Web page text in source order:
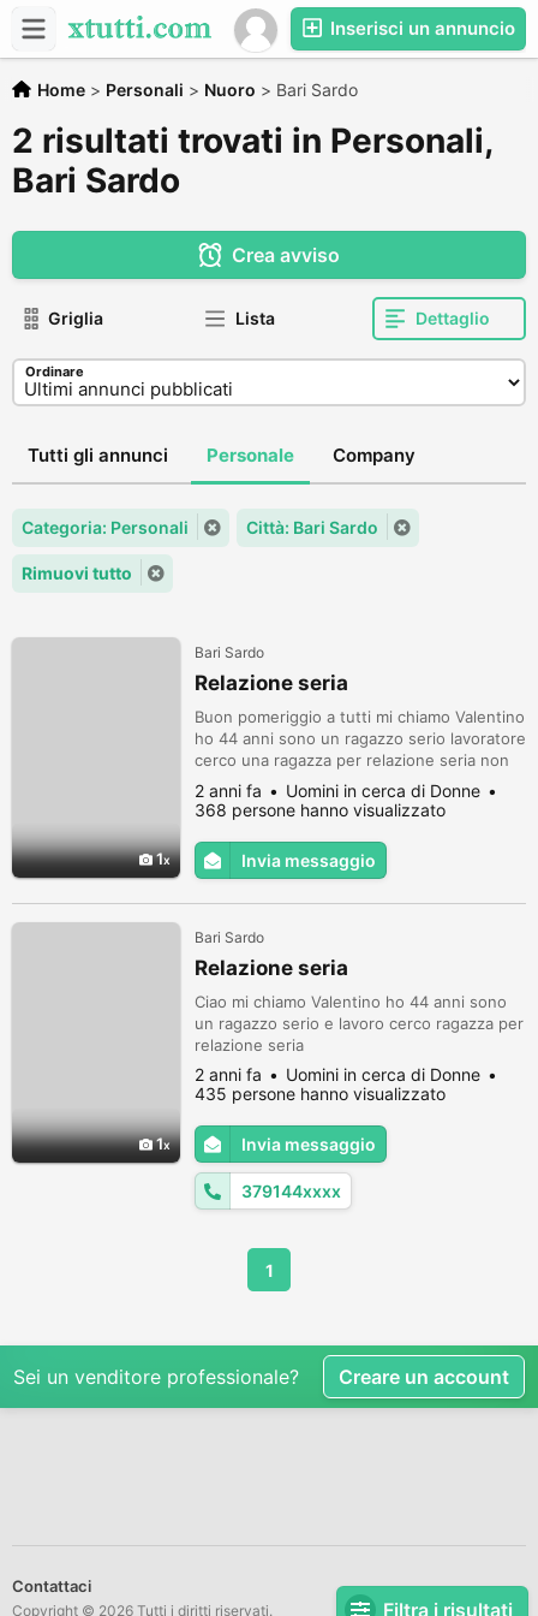
Inserisci un annuncio
Home > Personali > Nuoro > Bari Sardo
2 risultati trovati in Personali,
Bari Sardo
Filtra i risultati
Crea avviso
Griglia Lista Dettaglio
Ordinare
Tutti gli annunci Personale Company
Categoria: Personali Città: Bari Sardo
Rimuovi tutto
1
Bari Sardo
Relazione seria
Buon pomeriggio a tutti mi chiamo Valentino
ho 44 anni sono un ragazzo serio lavoratore
cerco una ragazza per relazione seria non
cerco avventure voglio vivere felice
2 anni fa
Uomini in cerca di Donne
368 persone hanno visualizzato
Invia messaggio
1
Bari Sardo
Relazione seria
Ciao mi chiamo Valentino ho 44 anni sono
un ragazzo serio e lavoro cerco ragazza per
relazione seria
2 anni fa
Uomini in cerca di Donne
435 persone hanno visualizzato
Invia messaggio
379144xxxx
1
Sei un venditore professionale? Creare un account
Contattaci
Copyright © 2026 Tutti i diritti riservati.